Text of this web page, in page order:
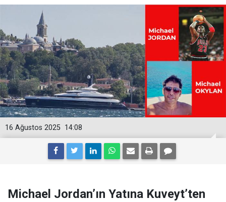
14:08
16 Ağustos 2025
Michael Jordan’ın Yatına Kuveyt’ten